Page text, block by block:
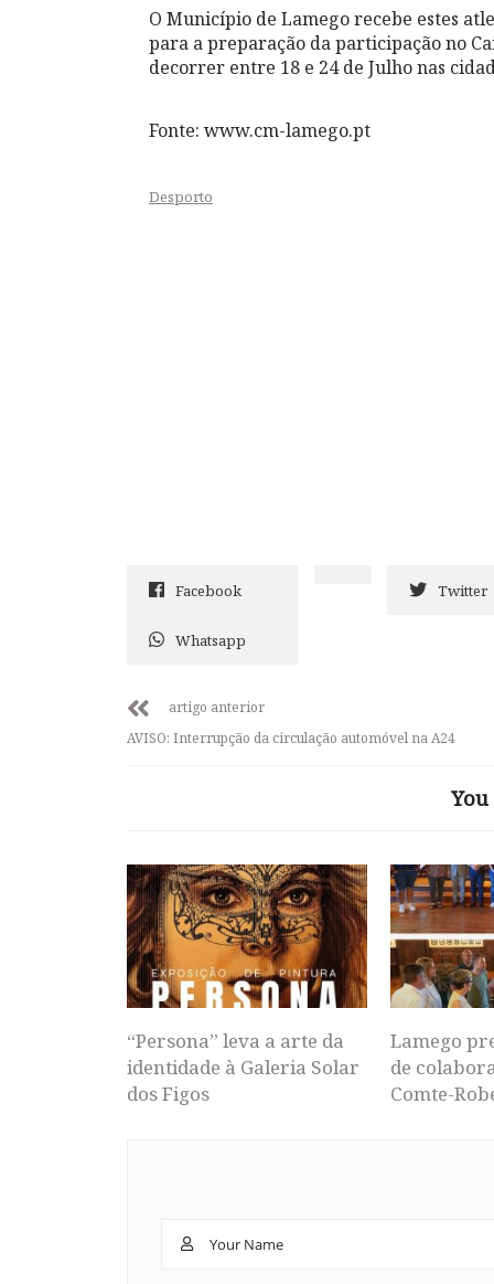
O Município de Lamego recebe estes
para a preparação da participação no
decorrer entre 18 e 24 de Julho nas
Fonte: www.cm-lamego.pt
Desporto
Facebook Twitter
Whatsapp
artigo anterior
AVISO: Interrupção da circulação automóvel na A24
“Persona” leva a arte da
identidade à Galeria Solar
dos Figos
Lamego
de
Comte-